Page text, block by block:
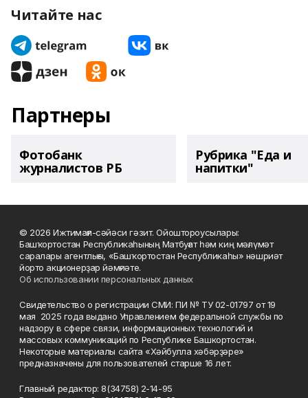
Читайте нас
Партнеры
Фотобанк
журналистов РБ
Рубрика "Еда и
напитки"
© 2026 Ижтимағи-сәйәси гәзит. Ойоштороусылары:
Башҡортостан Республикаһының Матбуғат һәм киң мәғлүмәт
саралары агентлығы, «Башҡортостан Республикаһы» нәшриәт
йорто акционерҙар йәмғиәте.
Об использовании персональных данных
Свидетельство о регистрации СМИ: ПИ № ТУ 02-01797 от 19
мая 2025 года выдано Управлением федеральной службы по
надзору в сфере связи, информационных технологий и
массовых коммуникаций по Республике Башкортостан.
Некоторые материалы сайта «Хәйбулла хәбәрҙәре»
предназначены для пользователей старше 16 лет.
Главный редактор: 8(34758) 2-14-95